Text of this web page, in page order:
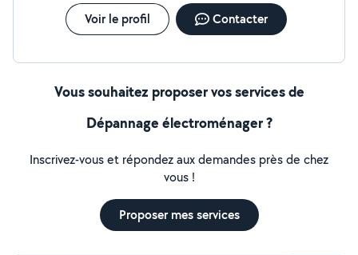
Voir le profil Contacter
Vous souhaitez proposer vos services de
Dépannage électroménager ?
Inscrivez-vous et répondez aux demandes près de chez
vous !
Proposer mes services